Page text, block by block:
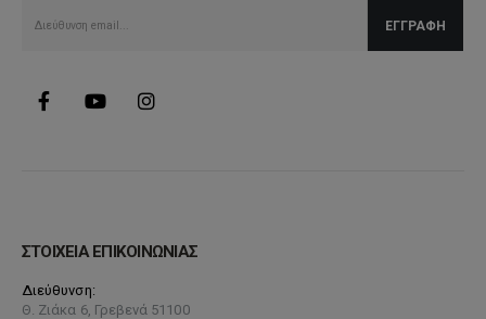
ΣΤΟΙΧΕΙΑ ΕΠΙΚΟΙΝΩΝΙΑΣ
Διεύθυνση:
Θ. Ζιάκα 6, Γρεβενά 51100